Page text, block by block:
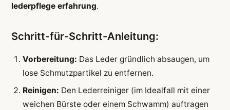
lederpflege erfahrung.
Schritt-für-Schritt-Anleitung:
Vorbereitung: Das Leder gründlich absaugen, um
lose Schmutzpartikel zu entfernen.
Reinigen: Den Lederreiniger (im Idealfall mit einer
weichen Bürste oder einem Schwamm) auftragen